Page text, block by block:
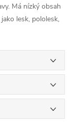
Má nízký obsah
lesk, pololesk,